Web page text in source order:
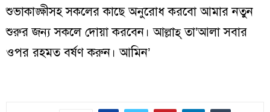
শুভাকাঙ্ক্ষীসহ সকলের কাছে অনুরোধ করবো আমার নতুন
শুরুর জন্য সকলে দোয়া করবেন। আল্লাহ্‌ তা’আলা সবার
ওপর রহমত বর্ষণ করুন। আমিন’